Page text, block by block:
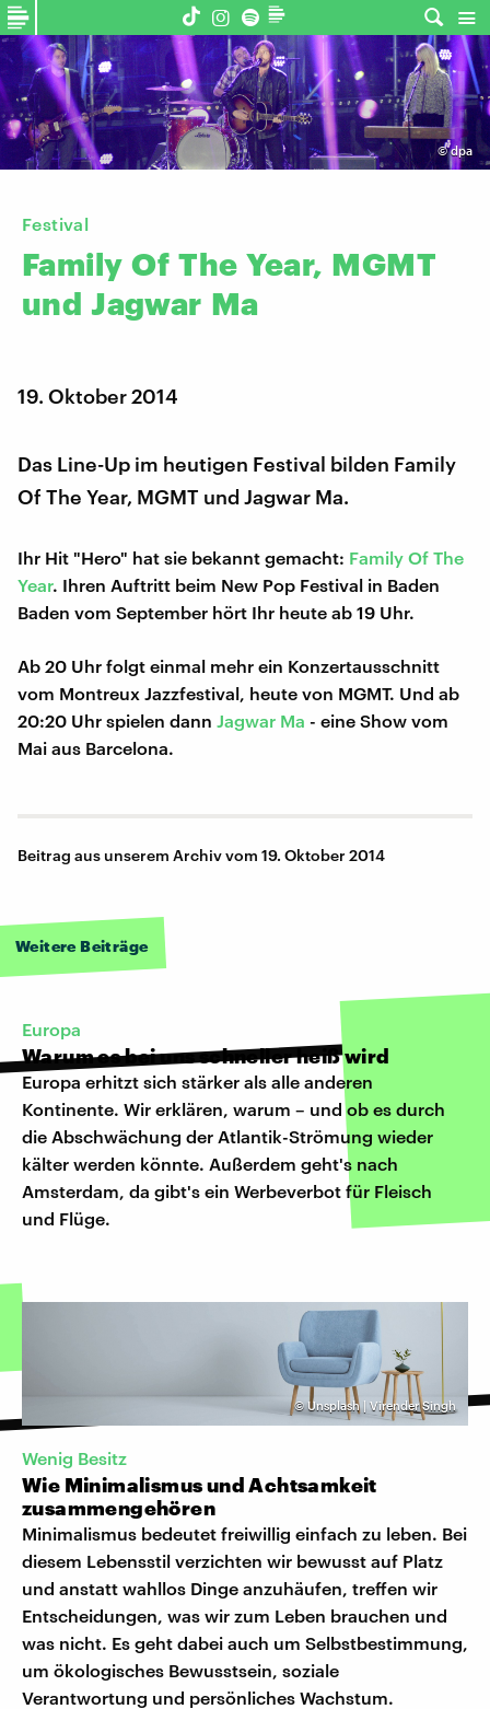
©dpa
Festival
Family Of The Year, MGMT
und Jagwar Ma
19. Oktober 2014
Das Line-Up im heutigen Festival bilden Family
Of The Year, MGMT und Jagwar Ma.
Ihr Hit "Hero" hat sie bekannt gemacht: Family Of The
Year. Ihren Auftritt beim New Pop Festival in Baden
Baden vom September hört Ihr heute ab 19 Uhr.
Ab 20 Uhr folgt einmal mehr ein Konzertausschnitt
vom Montreux Jazzfestival, heute von MGMT. Und ab
20:20 Uhr spielen dann Jagwar Ma - eine Show vom
Mai aus Barcelona.
Beitrag aus unserem Archiv vom 19. Oktober 2014
Weitere Beiträge
Europa
Warum es bei uns schneller heiß wird
Europa erhitzt sich stärker als alle anderen
Kontinente. Wir erklären, warum – und ob es durch
die Abschwächung der Atlantik-Strömung wieder
kälter werden könnte. Außerdem geht's nach
Amsterdam, da gibt's ein Werbeverbot für Fleisch
und Flüge.
©Unsplash | Virender Singh
Wenig Besitz
Wie Minimalismus und Achtsamkeit
zusammengehören
Minimalismus bedeutet freiwillig einfach zu leben. Bei
diesem Lebensstil verzichten wir bewusst auf Platz
und anstatt wahllos Dinge anzuhäufen, treffen wir
Entscheidungen, was wir zum Leben brauchen und
was nicht. Es geht dabei auch um Selbstbestimmung,
um ökologisches Bewusstsein, soziale
Verantwortung und persönliches Wachstum.